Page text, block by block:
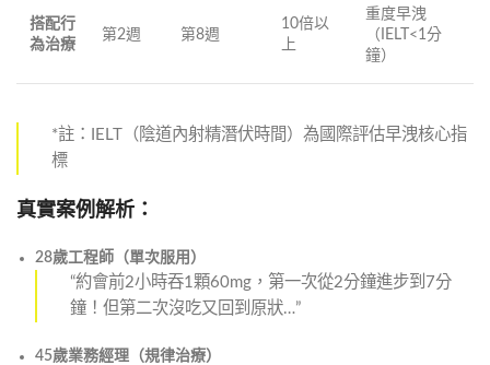
搭配行
為治療
第2週 第8週
10倍以
上
重度早洩
（IELT<1分
鐘）
*註：IELT（陰道內射精潛伏時間）為國際評估早洩核心指
標
真實案例解析：
28歲工程師（單次服用）
“約會前2小時吞1顆60mg，第一次從2分鐘進步到7分
鐘！但第二次沒吃又回到原狀…”
45歲業務經理（規律治療）